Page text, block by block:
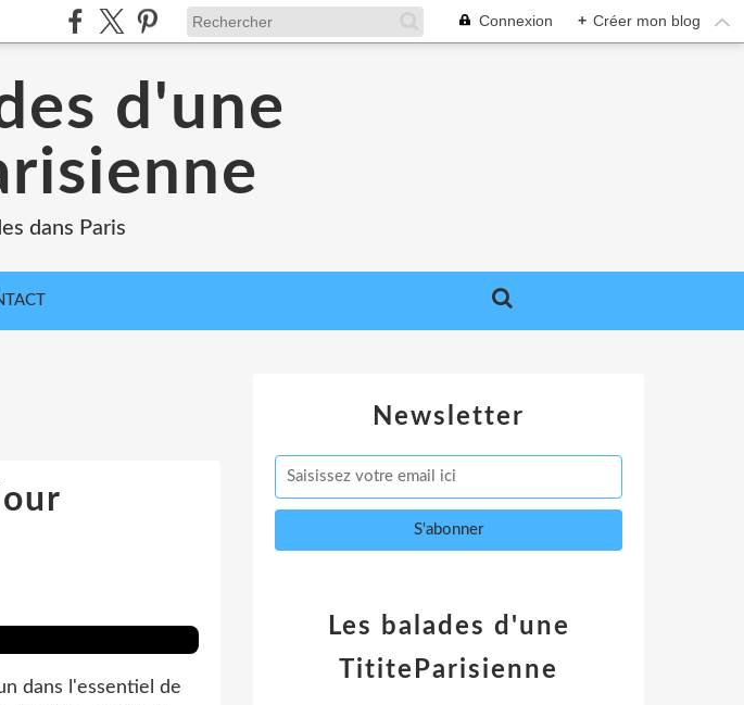
Connexion + Créer mon blog
d'une
dans Paris
dans l'essentiel de
Newsletter
Les balades d'une
TititeParisienne